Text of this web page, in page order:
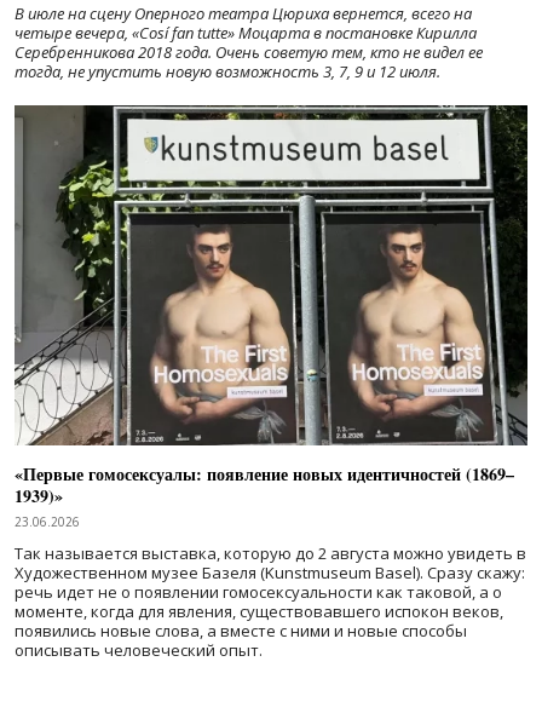
В июле на сцену Оперного театра Цюриха вернется, всего на
четыре вечера, «Cosí fan tutte» Моцарта в постановке Кирилла
Серебренникова 2018 года. Очень советую тем, кто не видел ее
тогда, не упустить новую возможность 3, 7, 9 и 12 июля.
«Первые гомосексуалы: появление новых идентичностей (1869–
1939)»
23.06.2026
Так называется выставка, которую до 2 августа можно увидеть в
Художественном музее Базеля (Kunstmuseum Basel). Сразу скажу:
речь идет не о появлении гомосексуальности как таковой, а о
моменте, когда для явления, существовавшего испокон веков,
появились новые слова, а вместе с ними и новые способы
описывать человеческий опыт.